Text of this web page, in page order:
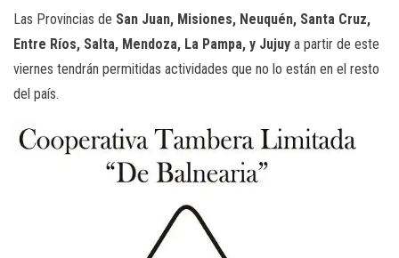
Las Provincias de San Juan, Misiones, Neuquén, Santa Cruz,
Entre Ríos, Salta, Mendoza, La Pampa, y Jujuy a partir de este
viernes tendrán permitidas actividades que no lo están en el resto
del país.